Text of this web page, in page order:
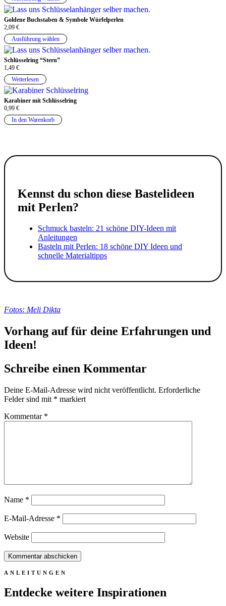
Goldene Buchstaben & Symbole Würfelperlen
2,09 €
Ausführung wählen
Schlüsselring “Stern”
1,49 €
Weiterlesen
Karabiner mit Schlüsselring
0,99 €
In den Warenkorb
Kennst du schon diese Bastelideen
mit Perlen?
Schmuck basteln: 21 schöne DIY-Ideen mit
Anleitungen
Basteln mit Perlen: 18 schöne DIY Ideen und
schnelle Materialtipps
Fotos: Meli Dikta
Vorhang auf für deine Erfahrungen und
Ideen!
Schreibe einen Kommentar
Deine E-Mail-Adresse wird nicht veröffentlicht. Erforderliche
Felder sind mit * markiert
Kommentar *
Name *
E-Mail-Adresse *
Website
Entdecke weitere Inspirationen